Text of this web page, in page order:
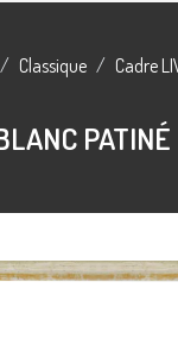
Classique Cadre
PATINÉ